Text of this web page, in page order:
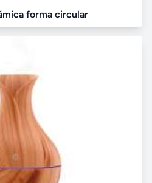
forma circular